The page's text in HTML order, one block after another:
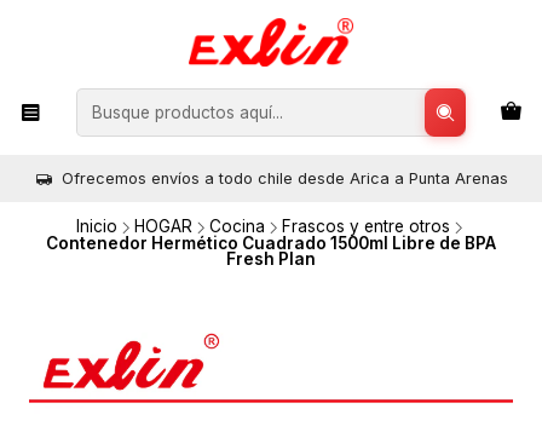
Ofrecemos envíos a todo chile desde Arica a Punta Arenas
Inicio HOGAR Cocina
Frascos y entre otros
Contenedor Hermético Cuadrado 1500ml Libre de BPA
Fresh Plan